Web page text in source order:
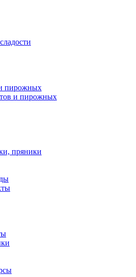
пирожных
и пирожных
пряники